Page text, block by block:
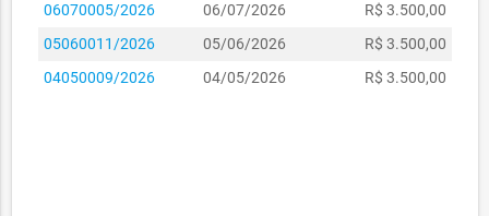
06070005/2026
06/07/2026
R$ 3.500,00
05060011/2026
05/06/2026
R$ 3.500,00
04050009/2026
04/05/2026 R$ 3.500,00